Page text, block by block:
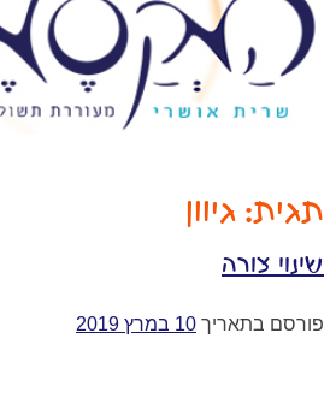
תגית: גיוון
שינוי צורה
פורסם בתאריך 10 במרץ 2019